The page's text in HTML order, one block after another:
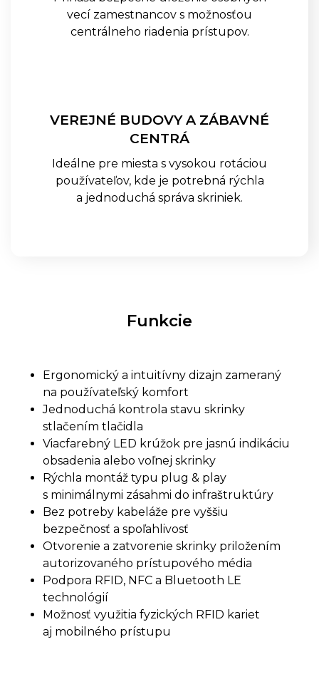
SALTO KONFIGURÁTOR
BLOG
KONTAKT
vecí zamestnancov s možnosťou
centrálneho riadenia prístupov.
VEREJNÉ BUDOVY A ZÁBAVNÉ
CENTRÁ
Ideálne pre miesta s vysokou rotáciou
používateľov, kde je potrebná rýchla
a jednoduchá správa skriniek.
Funkcie
Ergonomický a intuitívny dizajn zameraný
na používateľský komfort
Jednoduchá kontrola stavu skrinky
stlačením tlačidla
Viacfarebný LED krúžok pre jasnú indikáciu
obsadenia alebo voľnej skrinky
Rýchla montáž typu plug & play
s minimálnymi zásahmi do infraštruktúry
Bez potreby kabeláže pre vyššiu
bezpečnosť a spoľahlivosť
Otvorenie a zatvorenie skrinky priložením
autorizovaného prístupového média
Podpora RFID, NFC a Bluetooth LE
technológií
Možnosť využitia fyzických RFID kariet
aj mobilného prístupu